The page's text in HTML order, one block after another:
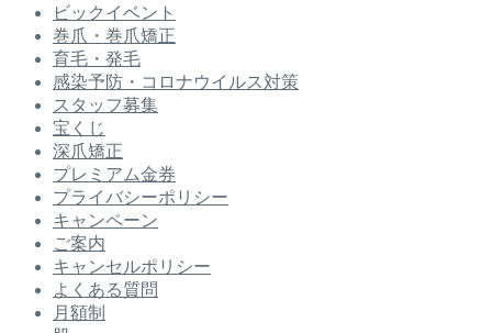
ビックイベント
巻爪・巻爪矯正
育毛・発毛
感染予防・コロナウイルス対策
スタッフ募集
宝くじ
深爪矯正
プレミアム金券
プライバシーポリシー
キャンペーン
ご案内
キャンセルポリシー
よくある質問
月額制